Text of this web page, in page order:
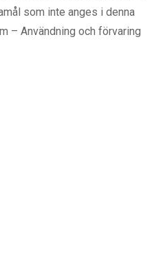
som inte anges i denna
– Användning och förvaring